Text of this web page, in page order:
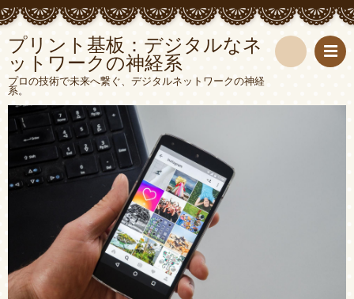
プリント基板：デジタルなネ
ットワークの神経系
プロの技術で未来へ繋ぐ、デジタルネットワークの神経
系。